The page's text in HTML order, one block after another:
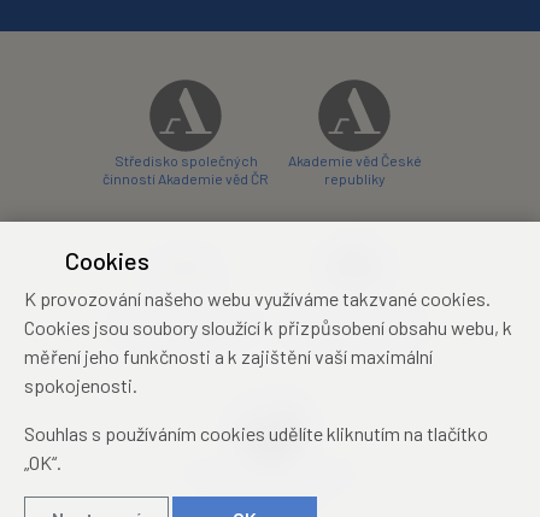
Středisko společných
činností Akademie věd ČR
Akademie věd České
republiky
konferenční centrum
Zámecký hotel Třešť
konferenční centrum
Cookies
K provozování našeho webu využíváme takzvané cookies.
Cookies jsou soubory sloužící k přizpůsobení obsahu webu, k
měření jeho funkčnosti a k zajištění vaší maximální
spokojenosti.
Souhlas s používáním cookies udělíte kliknutím na tlačítko
„OK“.